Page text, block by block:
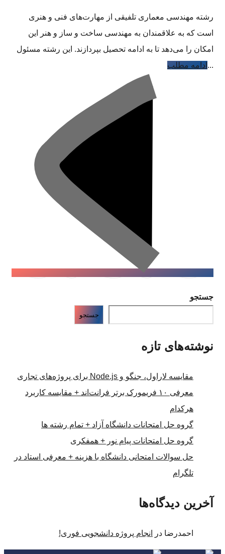
رشته مهندسی معماری تلفیقی از مهارت‌های فنی و هنری
است که به علاقمندان به مهندسی ساخت و ساز و هنر این
امکان را می‌دهد تا به ادامه تحصیل بپردازند. این رشته مسئول
... ادامه مطلب
جستجو
جستجو
نوشته‌های تازه
مقایسه لاراول، جنگو و Node.js برای پروژه‌های تجاری
معرفی ۱۰ فریمورک برتر فرانت‌اند + مقایسه کاربرد
هرکدام
گروه حل امتحانات دانشگاه آزاد + تمام رشته ها
گروه حل امتحانات پیام نور + همفکری
حل سوالات امتحانی دانشگاه با هزینه + معرفی استاد در
تلگرام
آخرین دیدگاه‌ها
احمدرضا در انجام پروژه دانشجویی فوری!